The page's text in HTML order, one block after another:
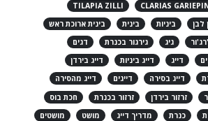
CLARIAS
TILAPIA ZILLI
לבן ביניות בינית
בינית ארוכת ראש
גיג גירגור בכנרת
דגים
דייג דייג ביניות
דייג בירדן
דייג בסירה דייגים
דייג מהסירה
זרזור בירדן זרזור בכנרת
חכת בוס
כנרת מדריך דייג מושט
מושטים